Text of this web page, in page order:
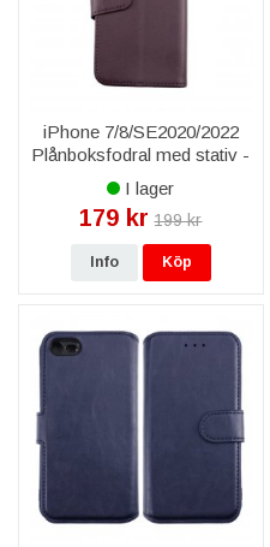
iPhone 7/8/SE2020/2022
Plånboksfodral med stativ -
Mörklila
I lager
179 kr 199 kr
Info Köp